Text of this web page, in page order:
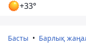
+33°
Басты Барлық